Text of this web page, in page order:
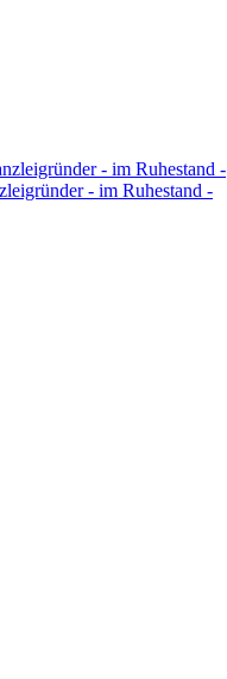
- im Ruhestand -
- im Ruhestand -